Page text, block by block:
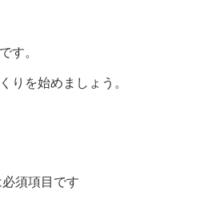
す。
りを始めましょう。
須項目です